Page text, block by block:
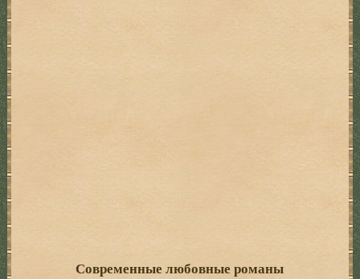
Современные любовные романы